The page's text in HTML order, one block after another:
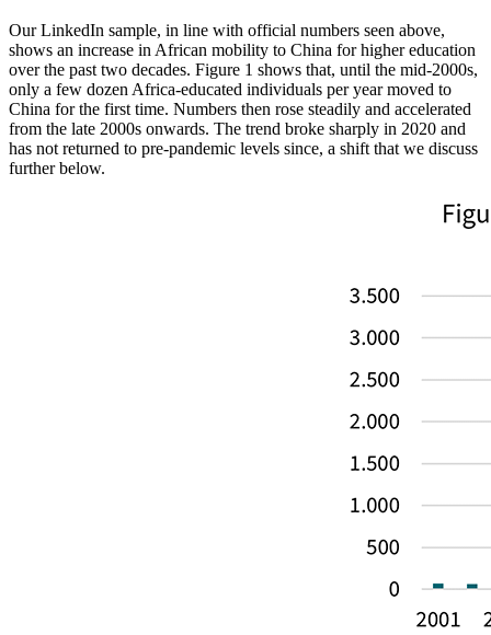
Our LinkedIn sample, in line with official numbers seen above,
shows an increase in African mobility to China for higher education
over the past two decades. Figure 1 shows that, until the mid‑2000s,
only a few dozen Africa‑educated individuals per year moved to
China for the first time. Numbers then rose steadily and accelerated
from the late 2000s onwards. The trend broke sharply in 2020 and
has not returned to pre‑pandemic levels since, a shift that we discuss
further below.